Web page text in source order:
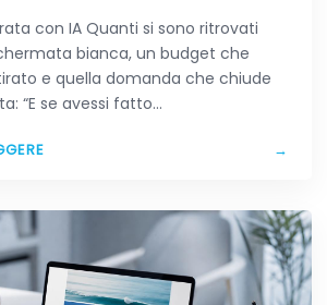
con IA Quanti si sono ritrovati
bianca, un budget che
e quella domanda che chiude
“E se avessi fatto…
→